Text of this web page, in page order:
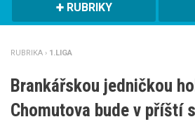
RUBRIKY
RUBRIKA › 1.LIGA
Brankářskou jedničkou
Chomutova bude v příští